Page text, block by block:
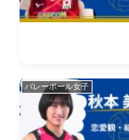
バレーボール女子